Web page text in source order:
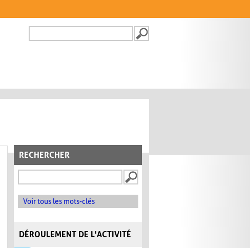
FORMULAIRE DE
RECHERCHER
Voir tous les mots-clés
DÉROULEMENT DE L'ACTIVITÉ